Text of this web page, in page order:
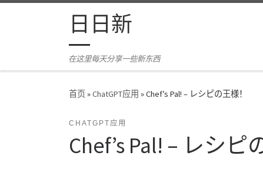
Skip to content日日新
在这里每天分享一些新东西
首页»ChatGPT应用 »Chef’s Pal! – レシピの王様！
CHATGPT应用
Chef’s Pal! – レシピ